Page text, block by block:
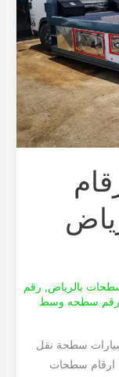
بالرياض, رقم
رقم سطحه وسط
سطحة نقل
ارقام سطحات